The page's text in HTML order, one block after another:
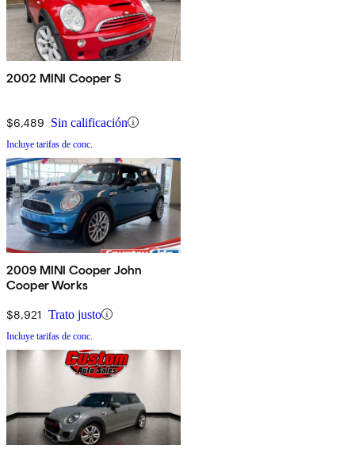
2002 MINI Cooper S
$6,489 Sin calificación
Incluye tarifas de conc.
2009 MINI Cooper John
Cooper Works
$8,921 Trato justo
Incluye tarifas de conc.